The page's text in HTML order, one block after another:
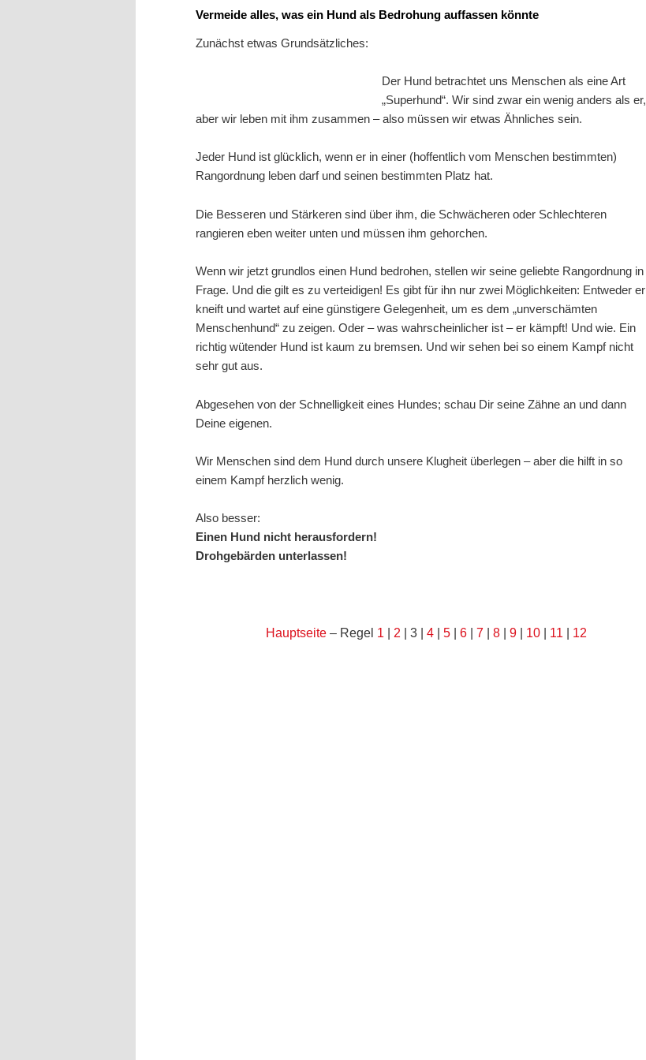
Vermeide alles, was ein Hund als Bedrohung auffassen könnte
Zunächst etwas Grundsätzliches:
Der Hund betrachtet uns Menschen als eine Art
„Superhund“. Wir sind zwar ein wenig anders als er,
aber wir leben mit ihm zusammen – also müssen wir etwas Ähnliches sein.
Jeder Hund ist glücklich, wenn er in einer (hoffentlich vom Menschen bestimmten)
Rangordnung leben darf und seinen bestimmten Platz hat.
Die Besseren und Stärkeren sind über ihm, die Schwächeren oder Schlechteren
rangieren eben weiter unten und müssen ihm gehorchen.
Wenn wir jetzt grundlos einen Hund bedrohen, stellen wir seine geliebte Rangordnung in
Frage. Und die gilt es zu verteidigen! Es gibt für ihn nur zwei Möglichkeiten: Entweder er
kneift und wartet auf eine günstigere Gelegenheit, um es dem „unverschämten
Menschenhund“ zu zeigen. Oder – was wahrscheinlicher ist – er kämpft! Und wie. Ein
richtig wütender Hund ist kaum zu bremsen. Und wir sehen bei so einem Kampf nicht
sehr gut aus.
Abgesehen von der Schnelligkeit eines Hundes; schau Dir seine Zähne an und dann
Deine eigenen.
Wir Menschen sind dem Hund durch unsere Klugheit überlegen – aber die hilft in so
einem Kampf herzlich wenig.
Also besser:
Einen Hund nicht herausfordern!
Drohgebärden unterlassen!
Hauptseite – Regel 1 2 | 3 | 4| 5| 6| 7 8| 9| 10| 11 12